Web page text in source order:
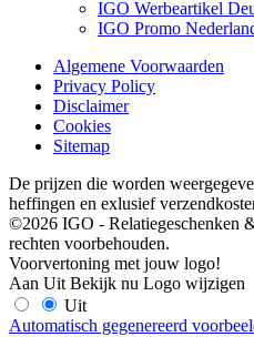
IGO Werbeartikel
IGO Promo
Algemene Voorwaarden
Privacy Policy
Disclaimer
Cookies
Sitemap
De prijzen die worden
heffingen en exlusief
©2026 IGO - Relatiegeschenken
rechten voorbehouden.
Voorvertoning met jouw logo!
Aan Uit Bekijk nu Logo wijzigen
Uit
Automatisch gegenereerd